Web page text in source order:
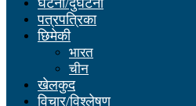
घटना/दुर्घटना
पत्रपत्रिका
छिमेकी
भारत
चीन
खेलकुद
विचार/विश्लेषण